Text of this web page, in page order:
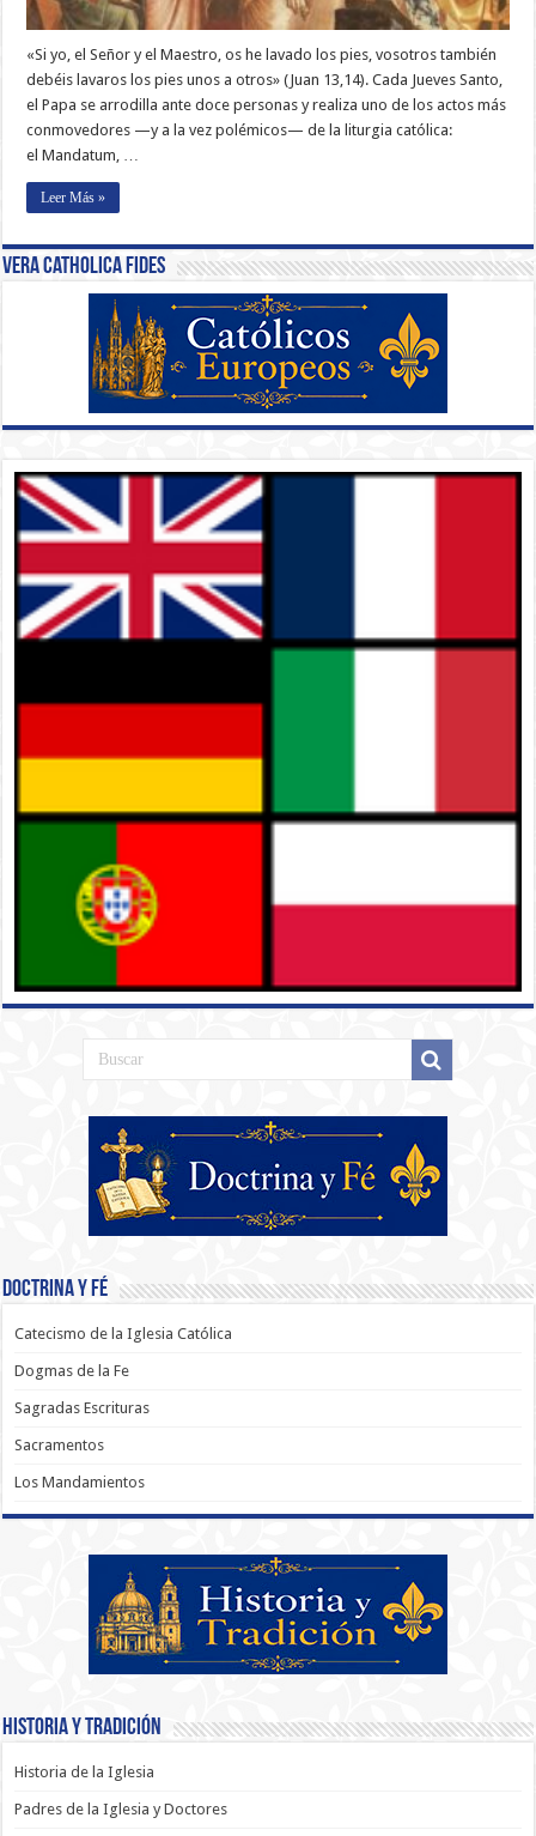
«Si yo, el Señor y el Maestro, os he lavado los pies, vosotros también
debéis lavaros los pies unos a otros» (Juan 13,14). Cada Jueves Santo,
el Papa se arrodilla ante doce personas y realiza uno de los actos más
conmovedores —y a la vez polémicos— de la liturgia católica:
el Mandatum, …
Leer Más »
Vera Catholica Fides
Doctrina y Fé
Catecismo de la Iglesia Católica
Dogmas de la Fe
Sagradas Escrituras
Sacramentos
Los Mandamientos
Historia y Tradición
Historia de la Iglesia
Padres de la Iglesia y Doctores